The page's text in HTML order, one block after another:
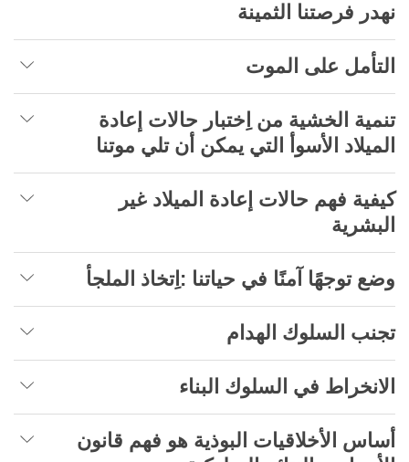
نهدر فرصتنا الثمينة
التأمل على الموت
تنمية الخشية من اِختبار حالات إعادة
الميلاد الأسوأ التي يمكن أن تلي موتنا
كيفية فهم حالات إعادة الميلاد غير
البشرية
وضع توجهًا آمنًا في حياتنا :اِتخاذ الملجأ
تجنب السلوك الهدام
الانخراط في السلوك البناء
أساس الأخلاقيات البوذية هو فهم قانون